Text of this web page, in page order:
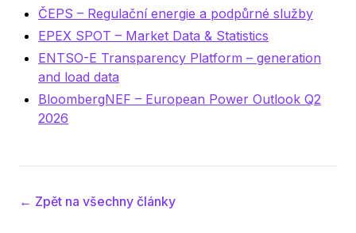
ČEPS – Regulační energie a podpůrné služby
EPEX SPOT – Market Data & Statistics
ENTSO-E Transparency Platform – generation
and load data
BloombergNEF – European Power Outlook Q2
2026
← Zpět na všechny články